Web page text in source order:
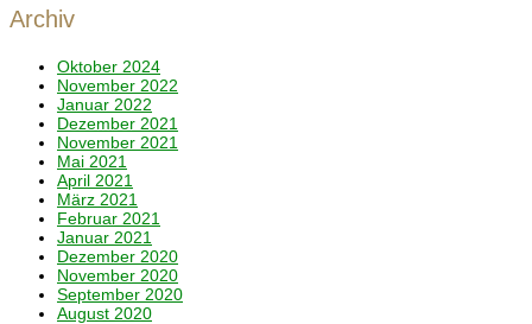
Archiv
Oktober 2024
November 2022
Januar 2022
Dezember 2021
November 2021
Mai 2021
April 2021
März 2021
Februar 2021
Januar 2021
Dezember 2020
November 2020
September 2020
August 2020